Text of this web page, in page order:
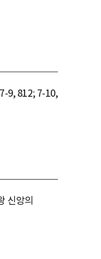
9, 812; 7-10,
신앙의